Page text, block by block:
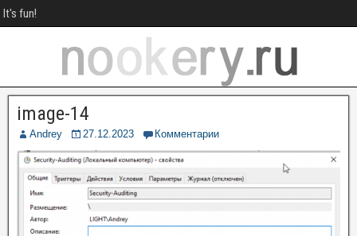
It's fun!
image-14
Andrey 27.12.2023 Комментарии